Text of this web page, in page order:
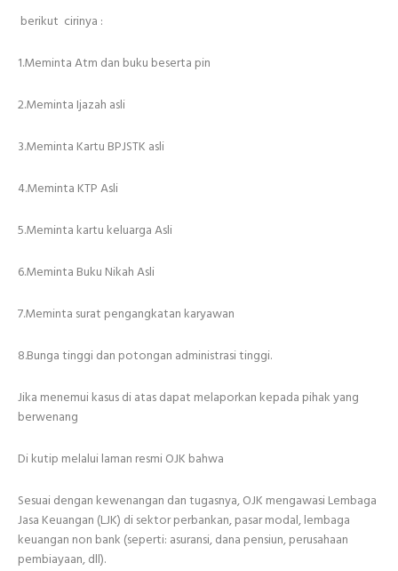
berikut cirinya :
1.Meminta Atm dan buku beserta pin
2.Meminta Ijazah asli
3.Meminta Kartu BPJSTK asli
4.Meminta KTP Asli
5.Meminta kartu keluarga Asli
6.Meminta Buku Nikah Asli
7.Meminta surat pengangkatan karyawan
8.Bunga tinggi dan potongan administrasi tinggi.
Jika menemui kasus di atas dapat melaporkan kepada pihak yang
berwenang
Di kutip melalui laman resmi OJK bahwa
Sesuai dengan kewenangan dan tugasnya, OJK mengawasi Lembaga
Jasa Keuangan (LJK) di sektor perbankan, pasar modal, lembaga
keuangan non bank (seperti: asuransi, dana pensiun, perusahaan
pembiayaan, dll).